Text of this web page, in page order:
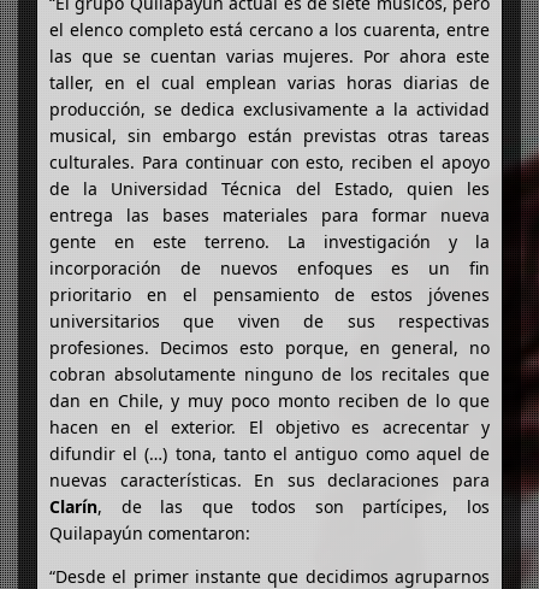
el elenco completo está cercano a los cuarenta, entre
las que se cuentan varias mujeres. Por ahora este
taller, en el cual emplean varias horas diarias de
producción, se dedica exclusivamente a la actividad
musical, sin embargo están previstas otras tareas
culturales. Para continuar con esto, reciben el apoyo
de la Universidad Técnica del Estado, quien les
entrega las bases materiales para formar nueva
gente en este terreno. La investigación y la
incorporación de nuevos enfoques es un fin
prioritario en el pensamiento de estos jóvenes
universitarios que viven de sus respectivas
profesiones. Decimos esto porque, en general, no
cobran absolutamente ninguno de los recitales que
dan en Chile, y muy poco monto reciben de lo que
hacen en el exterior. El objetivo es acrecentar y
difundir el (…) tona, tanto el antiguo como aquel de
nuevas características. En sus declaraciones para
Clarín, de las que todos son partícipes, los
Quilapayún comentaron:
“Desde el primer instante que decidimos agruparnos